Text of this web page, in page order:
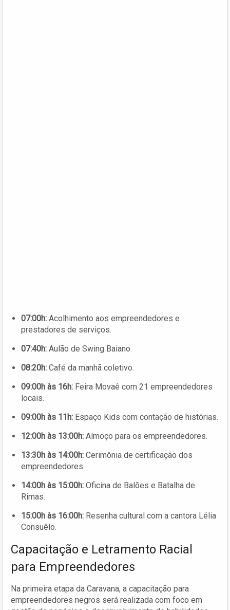
07:00h: Acolhimento aos empreendedores e
prestadores de serviços.
07:40h: Aulão de Swing Baiano.
08:20h: Café da manhã coletivo.
09:00h às 16h: Feira Movaê com 21 empreendedores
locais.
09:00h às 11h: Espaço Kids com contação de histórias.
12:00h às 13:00h: Almoço para os empreendedores.
13:30h às 14:00h: Cerimônia de certificação dos
empreendedores.
14:00h às 15:00h: Oficina de Balões e Batalha de
Rimas.
15:00h às 16:00h: Resenha cultural com a cantora Lélia
Consuêlo.
Capacitação e Letramento Racial
para Empreendedores
Na primeira etapa da Caravana, a capacitação para
empreendedores negros será realizada com foco em